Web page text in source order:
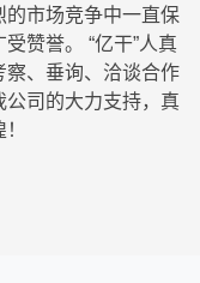
的市场竞争中一直保
赞誉。 “亿干”人真
察、垂询、洽谈合作
司的大力支持，真